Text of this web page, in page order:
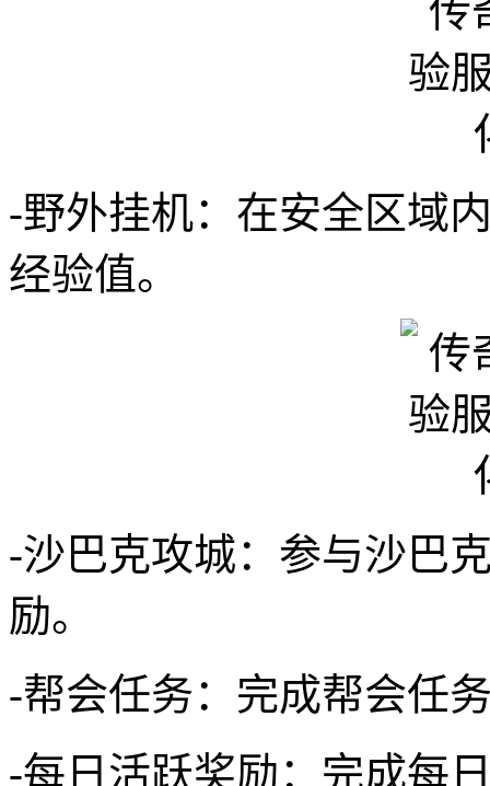
-野外挂机：在安全区域
经验值。
-沙巴克攻城：参与沙巴
励。
-帮会任务：完成帮会任
-每日活跃奖励：完成每